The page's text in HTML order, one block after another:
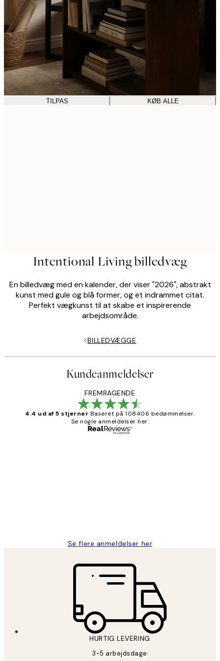
TILPAS KØB ALLE
Intentional Living billedvæg
En billedvæg med en kalender, der viser "2026", abstrakt
kunst med gule og blå former, og et indrammet citat.
Perfekt vægkunst til at skabe et inspirerende
arbejdsområde.
BILLEDVÆGGE
Kundeanmeldelser
FREMRAGENDE
4.4 ud af 5 stjerner Baseret på 108406 bedømmelser.
Se nogle anmeldelser her.
Se flere anmeldelser her
HURTIG LEVERING
3-5 arbejdsdage